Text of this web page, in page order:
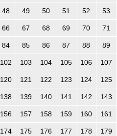
48 49 50 51 52 53
66 67 68 69 70 71
84 85 86 87 88 89
102 103 104 105 106 107
120 121 122 123 124 125
138 139 140 141 142 143
156 157 158 159 160 161
174 175 176 177 178 179